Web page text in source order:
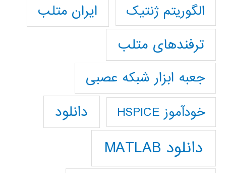
الگوریتم ژنتیک
ایران متلب
ترفندهای متلب
جعبه ابزار شبکه عصبی
خودآموز HSPICE دانلود
دانلود MATLAB